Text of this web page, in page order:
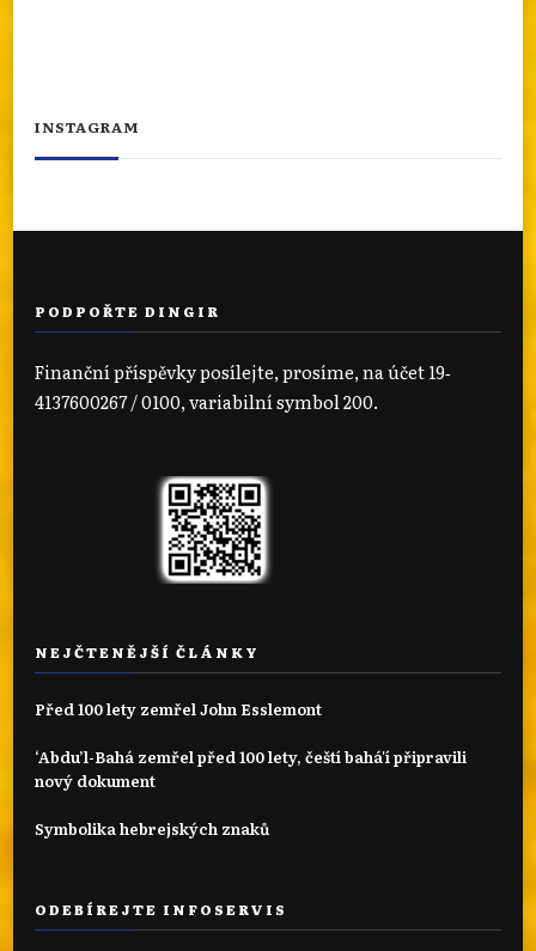
INSTAGRAM
PODPOŘTE DINGIR
Finanční příspěvky posílejte, prosíme, na účet 19‐
4137600267 / 0100, variabilní symbol 200.
NEJČTENĚJŠÍ ČLÁNKY
Před 100 lety zemřel John Esslemont
‘Abdu’l-Bahá zemřel před 100 lety, čeští bahá'í připravili
nový dokument
Symbolika hebrejských znaků
ODEBÍREJTE INFOSERVIS